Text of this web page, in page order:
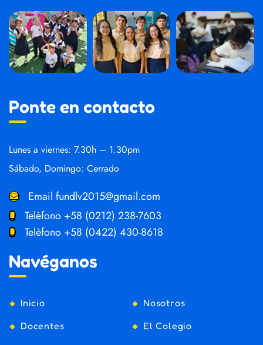
Ponte en contacto
Lunes a viernes: 7.30h – 1.30pm
Sábado, Domingo: Cerrado
Email fundlv2015@gmail.com
Telèfono +58 (0212) 238-7603
Telèfono +58 (0422) 430-8618
Navéganos
Inicio
Nosotros
Docentes
El Colegio